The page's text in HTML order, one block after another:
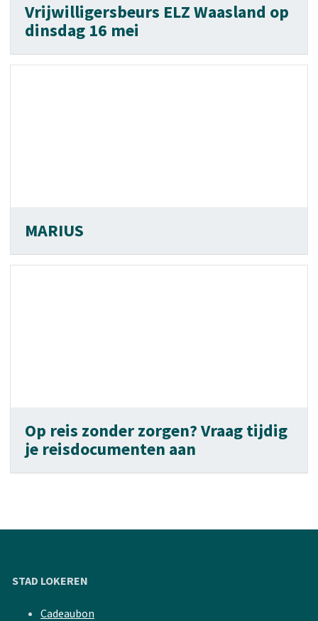
Vrijwilligersbeurs ELZ Waasland op
dinsdag 16 mei
MARIUS
Op reis zonder zorgen? Vraag tijdig
je reisdocumenten aan
STAD LOKEREN
Cadeaubon